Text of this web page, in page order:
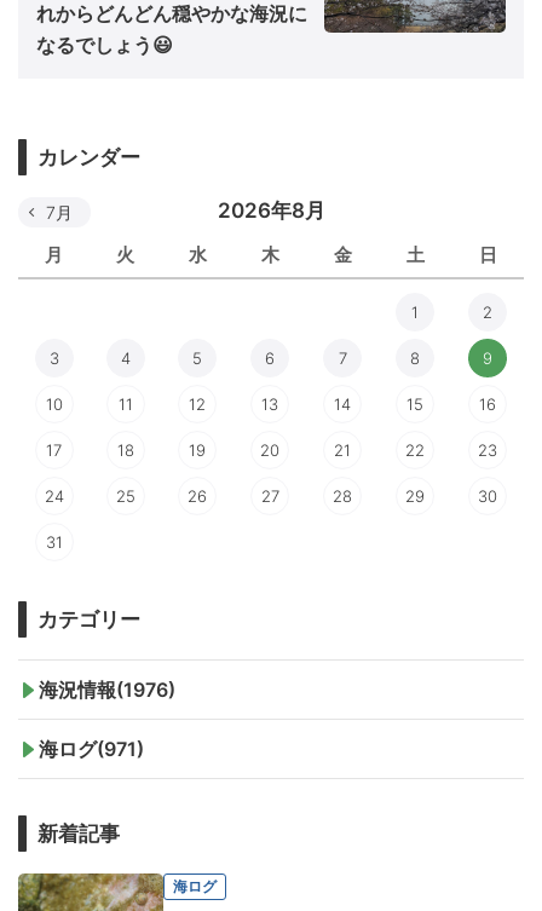
れからどんどん穏やかな海況に
なるでしょう😃
カレンダー
2026年8月
月 火 水 木 金 土 日
7月
1 2
3 4 5 6 7 8 9
10 11 12 13 14 15 16
17 18 19 20 21 22 23
24 25 26 27 28 29 30
31
カテゴリー
海況情報(1976)
海ログ(971)
新着記事
海ログ